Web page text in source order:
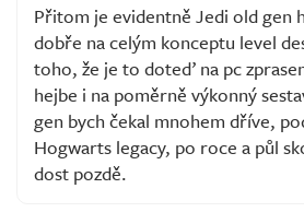
Přitom je evidentně Jedi old gen
dobře na celým konceptu level
toho, že je to doteď na pc
hejbe i na poměrně výkonný
gen bych čekal mnohem dříve,
Hogwarts legacy, po roce a půl
dost pozdě.